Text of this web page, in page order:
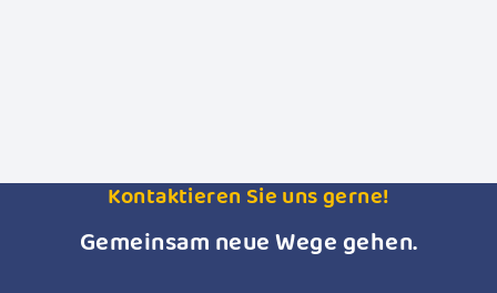
Kontaktieren Sie uns gerne!
Gemeinsam neue Wege gehen.